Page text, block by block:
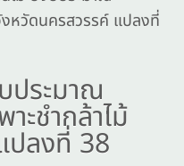
งหวัดนครสวรรค์ แปลงที่
ประมาณ
ะชำกล้าไม้
ปลงที่ 38